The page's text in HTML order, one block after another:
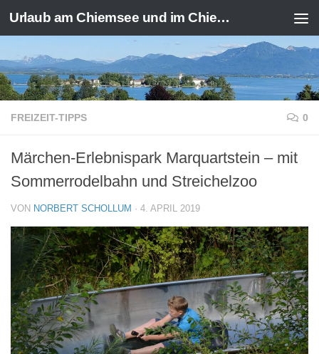
Zum Inhalt springen Urlaub am Chiemsee und im Chiemgau
FREIZEIT-TIPPS 0
Märchen-Erlebnispark Marquartstein – mit
Sommerrodelbahn und Streichelzoo
VON NORBERT SCHOLLUM · 4. APRIL 2019